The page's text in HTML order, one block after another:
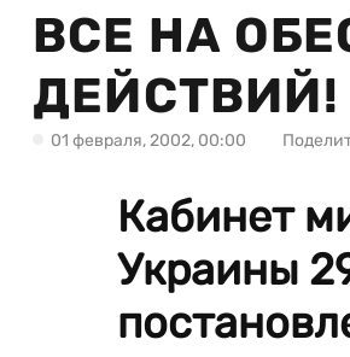
ВСЕ НА
ДЕЙСТВИЙ!
01 февраля, 2002, 00:00
Кабинет
Украины